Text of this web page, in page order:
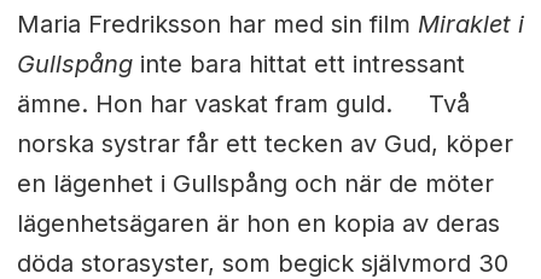
Maria Fredriksson har med sin film Miraklet i
Gullspånginte bara hittat ett intressant
ämne. Hon har vaskat fram guld. Två
norska systrar får ett tecken av Gud, köper
en lägenhet i Gullspång och när de möter
lägenhetsägaren är hon en kopia av deras
döda storasyster, som begick självmord 30